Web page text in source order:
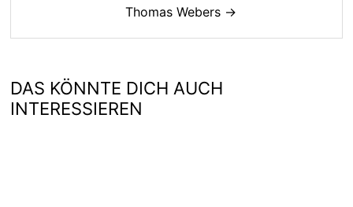
Thomas Webers →
DAS KÖNNTE DICH AUCH
INTERESSIEREN